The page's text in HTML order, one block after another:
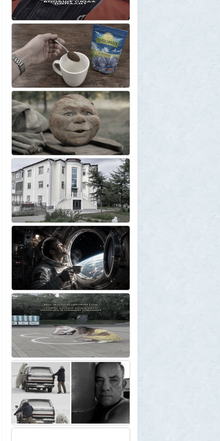
amg610
1 августа 2026, 16:39
Работавшие ранее в РФ мессенджеры
BIP и KakaoTalk перестали работать
1
1GR 1 августа 2026, 14:51
Исторический дом в центре Магадана
выставили на торги за 100 тысяч рублей
10
Allarm 1 августа 2026, 13:50
В Подмосковье мужчина устроил концерт
для соседей в честь своего дня рождения
3
1GR 1 августа 2026, 12:58
Установку пиратской Windows
собираются сделать невозможной
7
1GR 1 августа 2026, 12:56
«Одиссея» сдохла: вышел первый
трейлер индийского фильма «Рамаяна»
1
BratOK 1 августа 2026, 00:16
Почему иностранцы охотятся за
советским радиоприёмником
«Океан-214»
2
Allarm 31 июля 2026, 13:09
127 минут в аду: что успела снять
«Венера-13» до того, как её убила жара
2
31 июля 2026, 08:53
Крузак на прокачку
1
Zmey 31 июля 2026, 08:02
«Жена присаживалась к детям и
тихонько говорила на русском»: как
латвиец переехал в Псковскую область
Ult
31 июля 2026, 01:06
Борис Вальехо написал последнюю
картину и уходит на покой
1GR 30 июля 2026, 18:12
Две девушки столкнулись с медведем на
туристической тропе у Магадана
1
1GR 30 июля 2026, 17:30
Что случилось?
2